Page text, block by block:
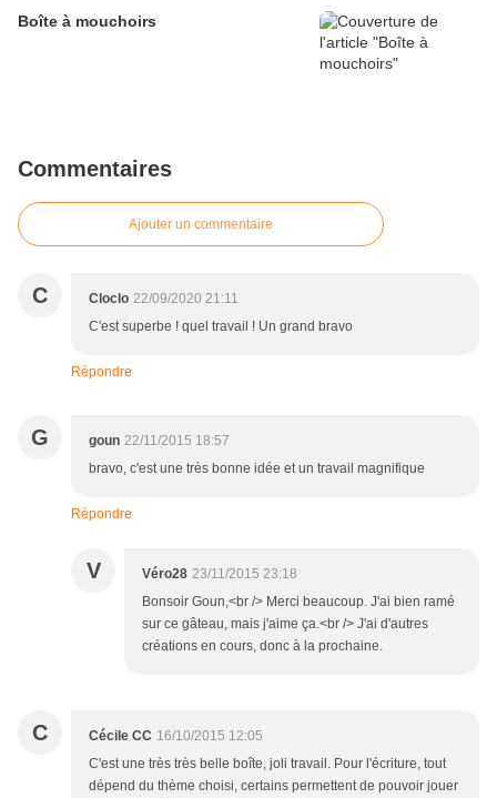
Boîte à mouchoirs
Commentaires
Ajouter un commentaire
C Cloclo 22/09/2020 21:11
C'est superbe ! quel travail ! Un grand bravo
Répondre
G goun 22/11/2015 18:57
bravo, c'est une très bonne idée et un travail magnifique
Répondre
V Véro28 23/11/2015 23:18
Bonsoir Goun,<br /> Merci beaucoup. J'ai bien ramé
sur ce gâteau, mais j'aime ça.<br /> J'ai d'autres
créations en cours, donc à la prochaine.
C Cécile CC 16/10/2015 12:05
C'est une très très belle boîte, joli travail. Pour l'écriture, tout
dépend du thème choisi, certains permettent de pouvoir jouer